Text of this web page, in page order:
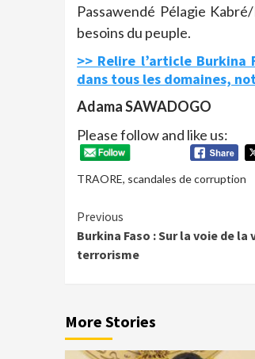
Passawendé Pélagie
besoins du peuple.
>> Relire l’article Burkina
dans tous les domaines,
Adama SAWADOGO
Please follow and like us:
TRAORE, scandales de corruption
Continue
Reading
Previous
Burkina Faso : Sur la voie de
terrorisme
More Stories